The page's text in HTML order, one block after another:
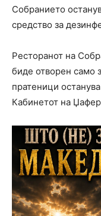
Собранието
средство за
Ресторанот на
биде отворен само
пратеници
Кабинетот на